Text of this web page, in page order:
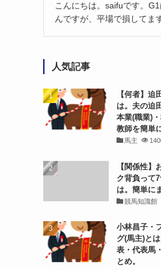
こんにちは。saifuです。
んですが、平場で損してま
人気記事
【何者】迫
は。夫の迫
本業(職業)
教師を簡単
馬主
【関係性】
ク背負って
は。簡単に
競馬知識館
小林昌子・
グ(馬主)と
表・代表馬
とめ。